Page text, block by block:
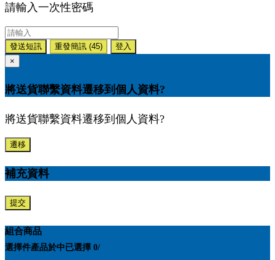
請輸入一次性密碼
發送短訊 重發簡訊 (45)
登入
×
將送貨聯繫資料遷移到個人資料?
將送貨聯繫資料遷移到個人資料?
遷移
補充資料
提交
組合商品
選擇件產品於中已選擇 0/